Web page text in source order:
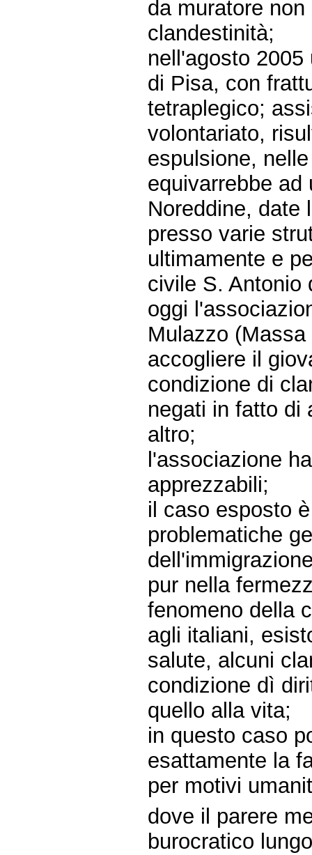
da muratore
clandestinità;
nell'agosto
di Pisa, con
tetraplegico;
volontariato,
espulsione,
equivarrebbe ad
Noreddine,
presso varie
ultimamente e
civile S. Antonio
oggi
Mulazzo
accogliere il
condizione di
negati in fatto di
altro;
l'associazione
apprezzabili;
il caso esposto
problematiche
pur nella
fenomeno della
agli italiani,
salute, alcuni
condizione dì
quello alla vita;
in questo caso
esattamente la
per motivi
dove il parere
burocratico